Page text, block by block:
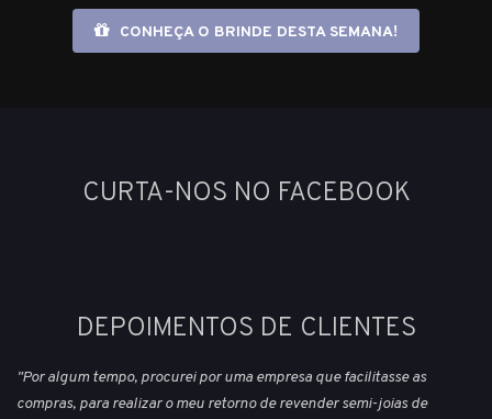
CONHEÇA O BRINDE DESTA SEMANA!
CURTA-NOS NO FACEBOOK
DEPOIMENTOS DE CLIENTES
"Por algum tempo, procurei por uma empresa que facilitasse as
compras, para realizar o meu retorno de revender semi-joias de